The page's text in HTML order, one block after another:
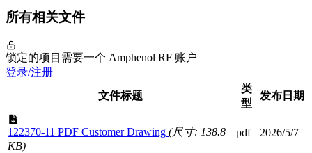
所有相关文件
锁定的项目需要一个 Amphenol RF 账户
登录/注册
文件标题
类
型
发布日期
122370-11 PDF Customer Drawing (尺寸: 138.8
KB)
pdf 2026/5/7